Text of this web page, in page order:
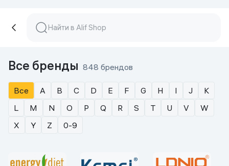
Все бренды 848 брендов
Все A B C D E F G H I J
K
L
M N O P Q R S T U V
W
X
Y Z 0-9